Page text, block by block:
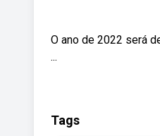
O ano de 2022 será
...
Tags